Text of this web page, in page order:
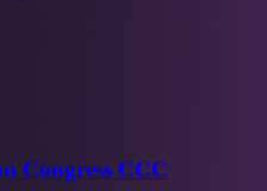
Congress CCC